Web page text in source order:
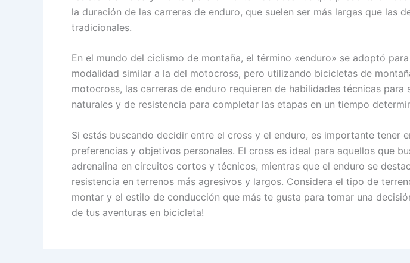
la duración de las carreras de enduro, que suelen ser más largas que las
tradicionales.
En el mundo del ciclismo de montaña, el término «enduro» se adoptó
modalidad similar a la del motocross, pero utilizando bicicletas de
motocross, las carreras de enduro requieren de habilidades técnicas para
naturales y de resistencia para completar las etapas en un tiempo
Si estás buscando decidir entre el cross y el enduro, es importante tener
preferencias y objetivos personales. El cross es ideal para aquellos que
adrenalina en circuitos cortos y técnicos, mientras que el enduro se
resistencia en terrenos más agresivos y largos. Considera el tipo de
montar y el estilo de conducción que más te gusta para tomar una
de tus aventuras en bicicleta!